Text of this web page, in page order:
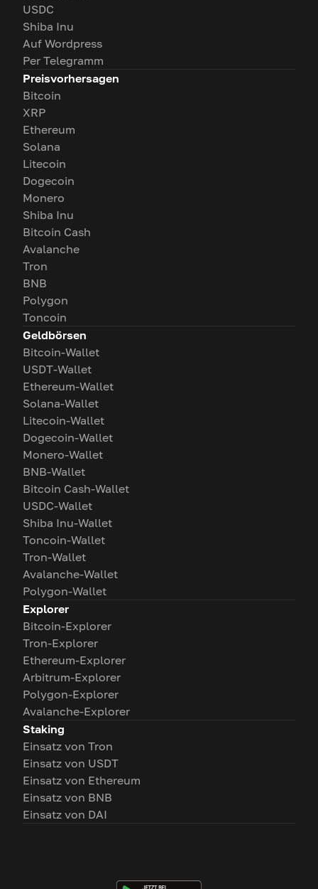
USDC
Shiba Inu
Auf Wordpress
Per Telegramm
Preisvorhersagen
Bitcoin
XRP
Ethereum
Solana
Litecoin
Dogecoin
Monero
Shiba Inu
Bitcoin Cash
Avalanche
Tron
BNB
Polygon
Toncoin
Geldbörsen
Bitcoin-Wallet
USDT-Wallet
Ethereum-Wallet
Solana-Wallet
Litecoin-Wallet
Dogecoin-Wallet
Monero-Wallet
BNB-Wallet
Bitcoin Cash-Wallet
USDC-Wallet
Shiba Inu-Wallet
Toncoin-Wallet
Tron-Wallet
Avalanche-Wallet
Polygon-Wallet
Explorer
Bitcoin-Explorer
Tron-Explorer
Ethereum-Explorer
Arbitrum-Explorer
Polygon-Explorer
Avalanche-Explorer
Staking
Einsatz von Tron
Einsatz von USDT
Einsatz von Ethereum
Einsatz von BNB
Einsatz von DAI